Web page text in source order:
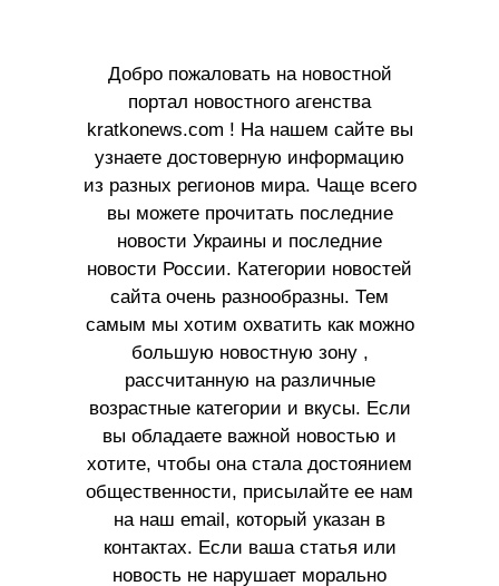
Добро пожаловать на новостной
портал новостного агенства
kratkonews.com ! На нашем сайте вы
узнаете достоверную информацию
из разных регионов мира. Чаще всего
вы можете прочитать последние
новости Украины и последние
новости России. Категории новостей
сайта очень разнообразны. Тем
самым мы хотим охватить как можно
большую новостную зону ,
рассчитанную на различные
возрастные категории и вкусы. Если
вы обладаете важной новостью и
хотите, чтобы она стала достоянием
общественности, присылайте ее нам
на наш email, который указан в
контактах. Если ваша статья или
новость не нарушает морально